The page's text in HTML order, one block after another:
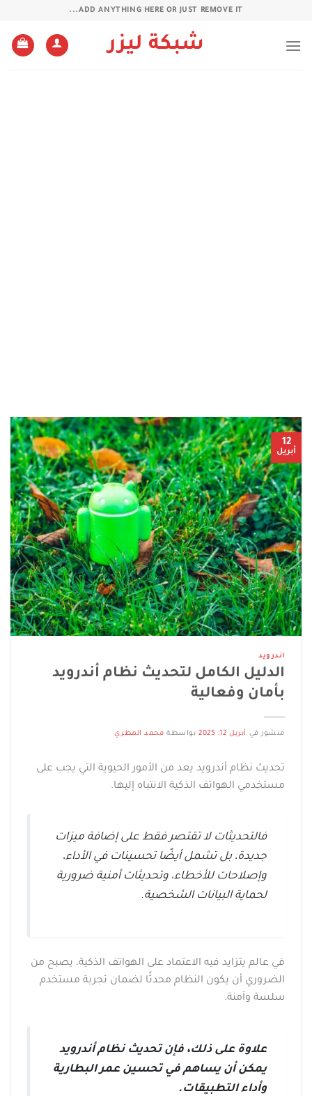
ADD ANYTHING HERE OR JUST REMOVE IT...
شبكة ليزر
12
أبريل
اندرويد
الدليل الكامل لتحديث نظام أندرويد
بأمان وفعالية
منشور في أبريل 12, 2025 بواسطة محمد المطري
تحديث نظام أندرويد يعد من الأمور الحيوية التي يجب على
مستخدمي الهواتف الذكية الانتباه إليها.
فالتحديثات لا تقتصر فقط على إضافة ميزات
جديدة، بل تشمل أيضًا تحسينات في الأداء،
وإصلاحات للأخطاء، وتحديثات أمنية ضرورية
لحماية البيانات الشخصية.
في عالم يتزايد فيه الاعتماد على الهواتف الذكية، يصبح من
الضروري أن يكون النظام محدثًا لضمان تجربة مستخدم
سلسة وآمنة.
علاوة على ذلك، فإن تحديث نظام أندرويد
يمكن أن يساهم في تحسين عمر البطارية
وأداء التطبيقات.